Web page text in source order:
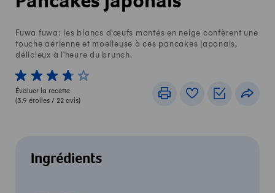
Fuwa fuwa: les blancs d'œufs montés en neige confèrent une
touche aérienne et moelleuse à ces pancakes japonais,
délicieux à l'heure du brunch.
1 von 5 étoiles
2 von 5 étoiles
3 von 5 étoiles
4 von 5 étoiles
5 von 5 étoiles
Évaluer la recette
(3.9 étoiles / 22 avis)
ImprimerLivre de recettes
Listes de
Ingrédients